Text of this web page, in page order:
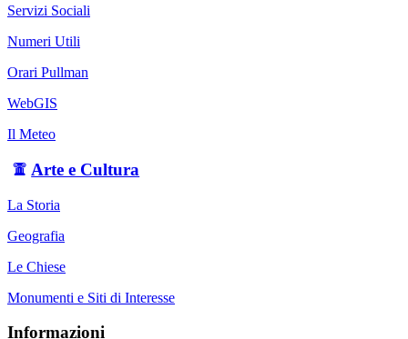
Servizi Sociali
Numeri Utili
Orari Pullman
WebGIS
Il Meteo
Arte e Cultura
La Storia
Geografia
Le Chiese
Monumenti e Siti di Interesse
Informazioni